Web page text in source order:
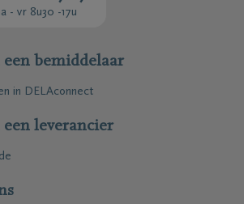
- vr 8u30 -17u
een bemiddelaar
in DELAconnect
een leverancier